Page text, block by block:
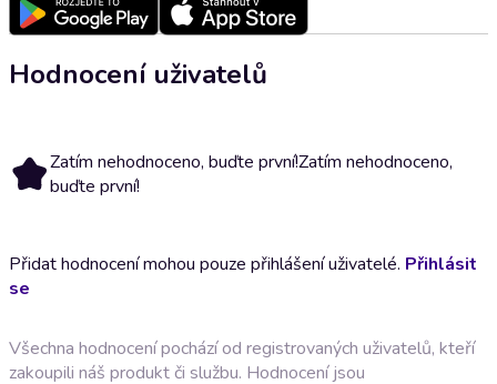
Hodnocení uživatelů
Zatím nehodnoceno, buďte první!Zatím nehodnoceno,
buďte první!
Přidat hodnocení mohou pouze přihlášení uživatelé. Přihlásit
se
Všechna hodnocení pochází od registrovaných uživatelů, kteří
zakoupili náš produkt či službu. Hodnocení jsou